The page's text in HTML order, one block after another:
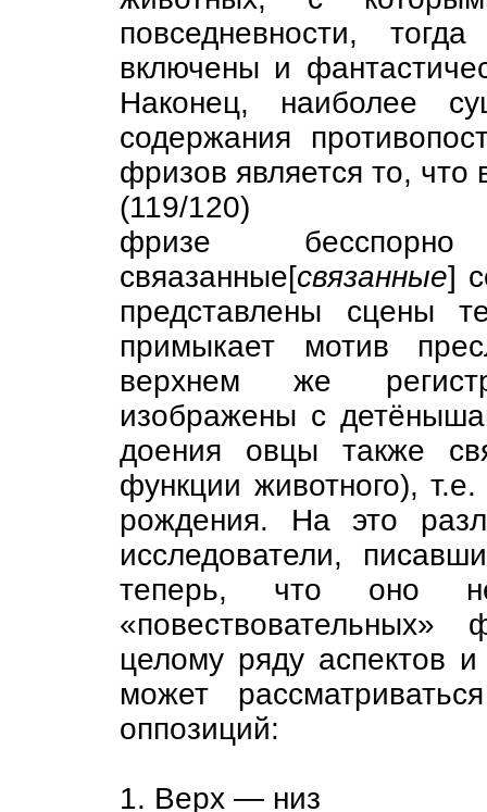
повседневности,
включены и
Наконец, наиболее
содержания
фризов является то, что
(119/120)
фризе
свяазанные[связанные]
представлены сцены
примыкает мотив
верхнем же
изображены с
доения овцы также
функции животного),
рождения. На это
исследователи,
теперь, что оно
целому ряду аспектов
может
оппозиций:
1. Верх — низ